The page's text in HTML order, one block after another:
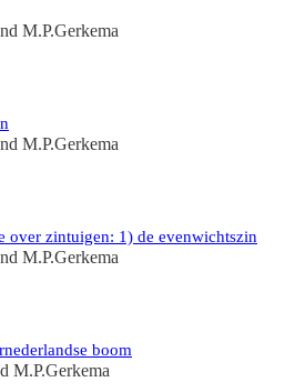
M.P.Gerkema
M.P.Gerkema
over zintuigen: 1) de evenwichtszin
M.P.Gerkema
boom
M.P.Gerkema